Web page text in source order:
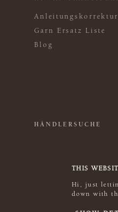
THIS
Hi, just
down with
Garn Ersatz Liste
Blog
HÄNDLERSUCHE
© 2026 Rowan